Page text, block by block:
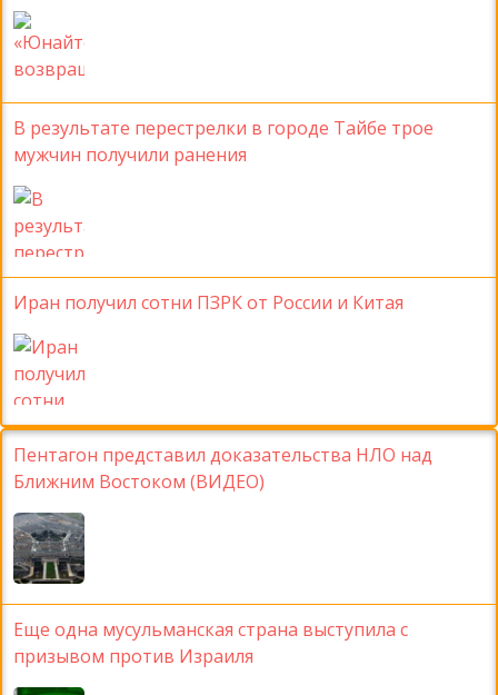
В результате перестрелки в городе Тайбе трое
мужчин получили ранения
Иран получил сотни ПЗРК от России и Китая
Пентагон представил доказательства НЛО над
Ближним Востоком (ВИДЕО)
Еще одна мусульманская страна выступила с
призывом против Израиля